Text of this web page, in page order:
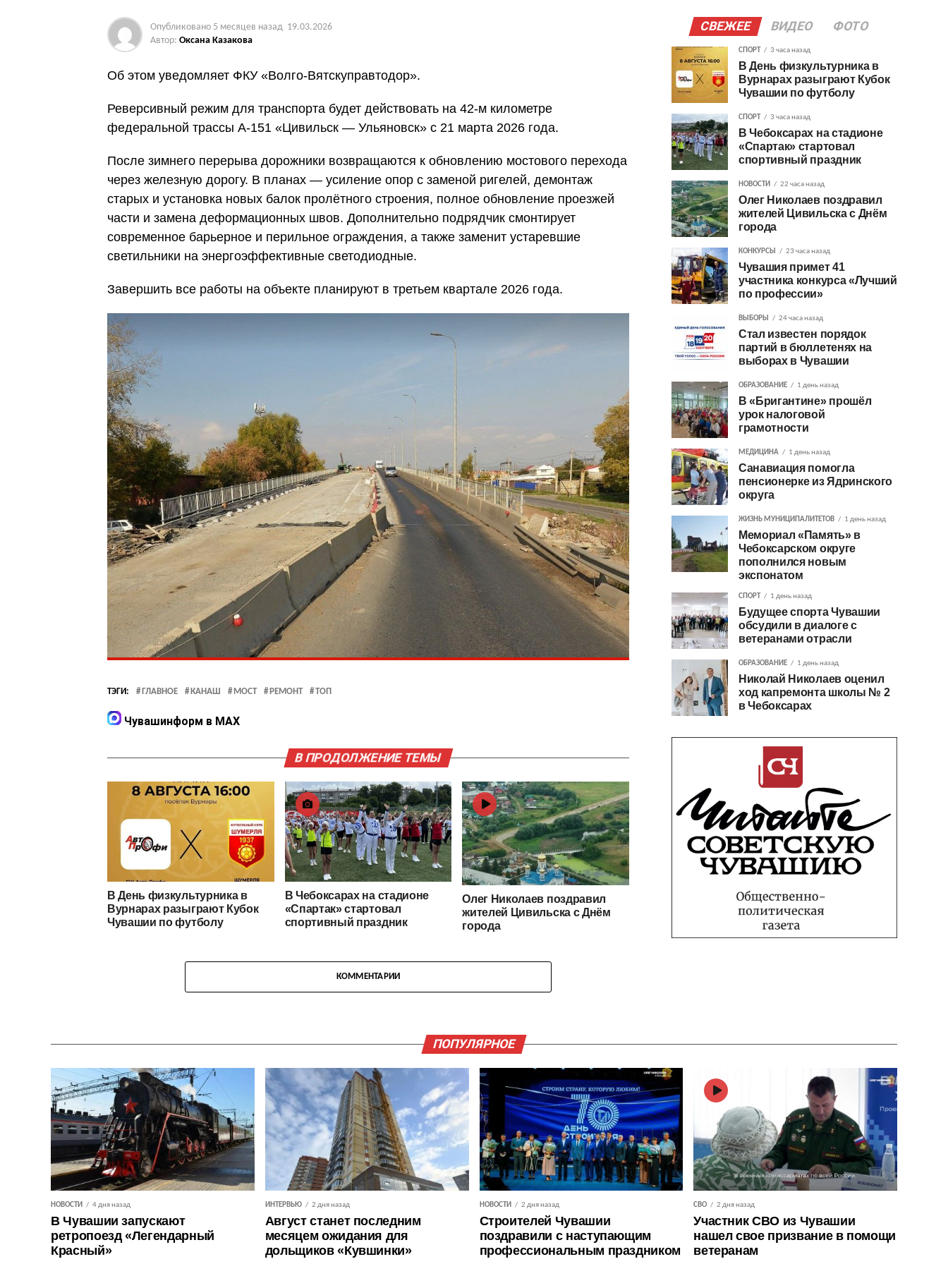
Опубликовано 5 месяцев назад 19.03.2026
Автор: Оксана Казакова
Об этом уведомляет ФКУ «Волго-Вятскуправтодор».
Реверсивный режим для транспорта будет действовать на 42-м километре
федеральной трассы А-151 «Цивильск — Ульяновск» с 21 марта 2026 года.
После зимнего перерыва дорожники возвращаются к обновлению мостового перехода
через железную дорогу. В планах — усиление опор с заменой ригелей, демонтаж
старых и установка новых балок пролётного строения, полное обновление проезжей
части и замена деформационных швов. Дополнительно подрядчик смонтирует
современное барьерное и перильное ограждения, а также заменит устаревшие
светильники на энергоэффективные светодиодные.
Завершить все работы на объекте планируют в третьем квартале 2026 года.
ТЭГИ: ГЛАВНОЕ КАНАШ МОСТ РЕМОНТ ТОП
Чувашинформ в MAX
В ПРОДОЛЖЕНИЕ ТЕМЫ
В День физкультурника в
Вурнарах разыграют Кубок
Чувашии по футболу
В Чебоксарах на стадионе
«Спартак» стартовал
спортивный праздник
Олег Николаев поздравил
жителей Цивильска с Днём
города
КОММЕНТАРИИ
СВЕЖЕЕ ВИДЕО ФОТО
СПОРТ 3 часа назад
В День физкультурника в
Вурнарах разыграют Кубок
Чувашии по футболу
СПОРТ 3 часа назад
В Чебоксарах на стадионе
«Спартак» стартовал
спортивный праздник
НОВОСТИ 22 часа назад
Олег Николаев поздравил
жителей Цивильска с Днём
города
КОНКУРСЫ 23 часа назад
Чувашия примет 41
участника конкурса «Лучший
по профессии»
ВЫБОРЫ 24 часа назад
Стал известен порядок
партий в бюллетенях на
выборах в Чувашии
ОБРАЗОВАНИЕ 1 день назад
В «Бригантине» прошёл
урок налоговой
грамотности
МЕДИЦИНА 1 день назад
Санавиация помогла
пенсионерке из Ядринского
округа
ЖИЗНЬ МУНИЦИПАЛИТЕТОВ 1 день назад
Мемориал «Память» в
Чебоксарском округе
пополнился новым
экспонатом
СПОРТ 1 день назад
Будущее спорта Чувашии
обсудили в диалоге с
ветеранами отрасли
ОБРАЗОВАНИЕ 1 день назад
Николай Николаев оценил
ход капремонта школы № 2
в Чебоксарах
ПОПУЛЯРНОЕ
НОВОСТИ 4 дня назад
В Чувашии запускают
ретропоезд «Легендарный
Красный»
ИНТЕРВЬЮ 2 дня назад
Август станет последним
месяцем ожидания для
дольщиков «Кувшинки»
НОВОСТИ 2 дня назад
Строителей Чувашии
поздравили с наступающим
профессиональным праздником
СВО 2 дня назад
Участник СВО из Чувашии
нашел свое призвание в помощи
ветеранам